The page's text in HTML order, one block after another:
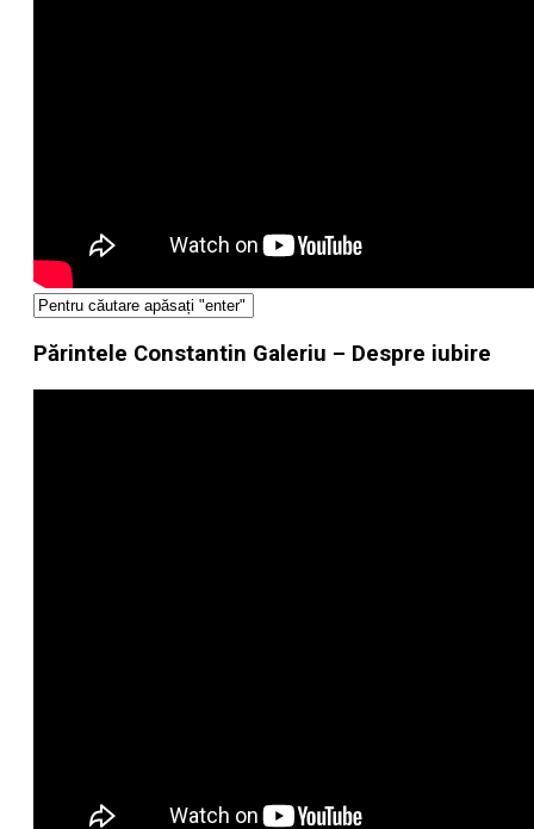
Părintele Constantin Galeriu – Despre iubire